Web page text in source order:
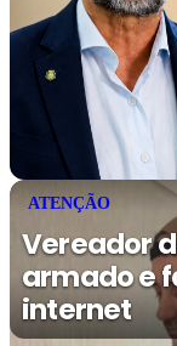
ATENÇÃO
Vereador
armado e
internet